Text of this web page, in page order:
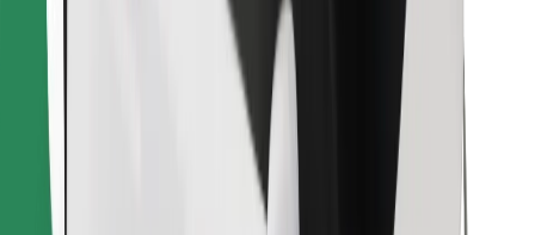
Najdi svojo najljubšo hrano!
Prenesi aplikacijo Bolt Food